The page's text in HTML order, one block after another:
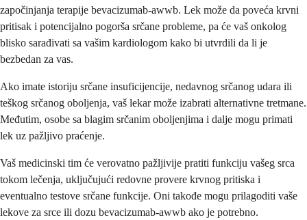
započinjanja terapije bevacizumab-awwb. Lek može da poveća krvni
pritisak i potencijalno pogorša srčane probleme, pa će vaš onkolog
blisko sarađivati sa vašim kardiologom kako bi utvrdili da li je
bezbedan za vas.
Ako imate istoriju srčane insuficijencije, nedavnog srčanog udara ili
teškog srčanog oboljenja, vaš lekar može izabrati alternativne tretmane.
Međutim, osobe sa blagim srčanim oboljenjima i dalje mogu primati
lek uz pažljivo praćenje.
Vaš medicinski tim će verovatno pažljivije pratiti funkciju vašeg srca
tokom lečenja, uključujući redovne provere krvnog pritiska i
eventualno testove srčane funkcije. Oni takođe mogu prilagoditi vaše
lekove za srce ili dozu bevacizumab-awwb ako je potrebno.